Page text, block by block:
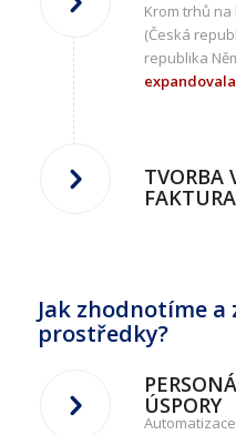
Krom trhů
(Česká
republika
TVORBA
Jak zhodnotíme
prostředky?
ÚSPORY